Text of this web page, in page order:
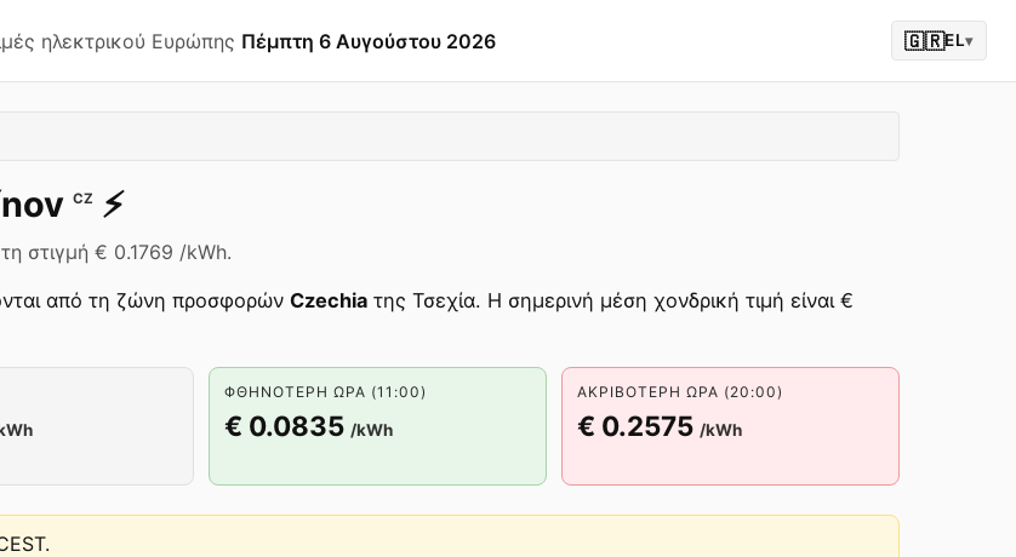
ηλεκτρικού Ευρώπης Πέμπτη 6 Αυγούστου 2026 🇬🇷EL▾
CZ ⚡️
στιγμή € 0.1769 /kWh.
από τη ζώνη προσφορών Czechia της Τσεχία. Η σημερινή μέση χονδρική τιμή είναι €
ΦΘΗΝΌΤΕΡΗ ΏΡΑ (11:00)
€ 0.0835 /kWh
ΑΚΡΙΒΌΤΕΡΗ ΏΡΑ (20:00)
€ 0.2575 /kWh
.